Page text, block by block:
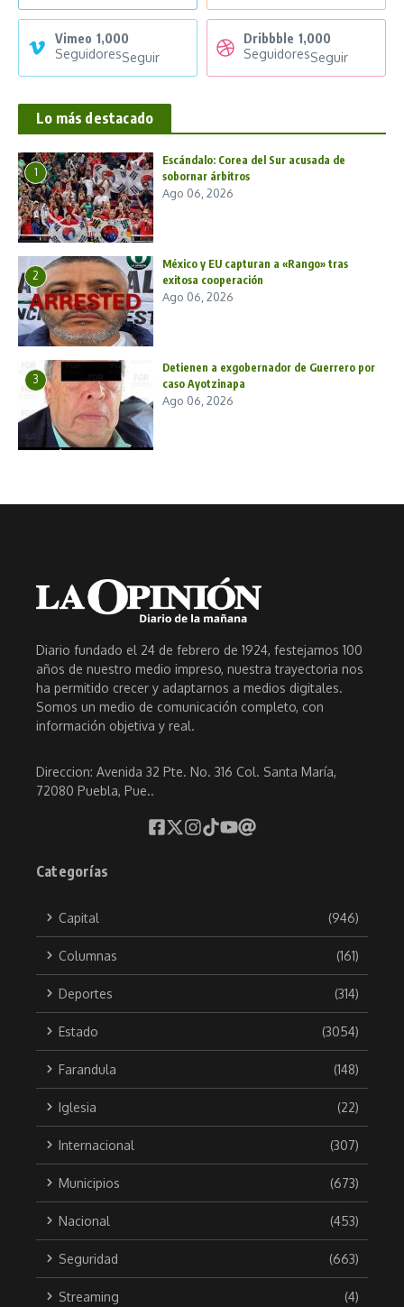
Vimeo 1,000
SeguidoresSeguir
Dribbble 1,000
SeguidoresSeguir
Lo más destacado
1
Escándalo: Corea del Sur acusada de
sobornar árbitros
Ago 06, 2026
2
México y EU capturan a «Rango» tras
exitosa cooperación
Ago 06, 2026
3
Detienen a exgobernador de Guerrero por
caso Ayotzinapa
Ago 06, 2026
Diario fundado el 24 de febrero de 1924, festejamos 100
años de nuestro medio impreso, nuestra trayectoria nos
ha permitido crecer y adaptarnos a medios digitales.
Somos un medio de comunicación completo, con
información objetiva y real.
Direccion: Avenida 32 Pte. No. 316 Col. Santa María,
72080 Puebla, Pue..
Categorías
Capital (946)
Columnas (161)
Deportes (314)
Estado (3054)
Farandula (148)
Iglesia (22)
Internacional (307)
Municipios (673)
Nacional (453)
Seguridad (663)
Streaming (4)